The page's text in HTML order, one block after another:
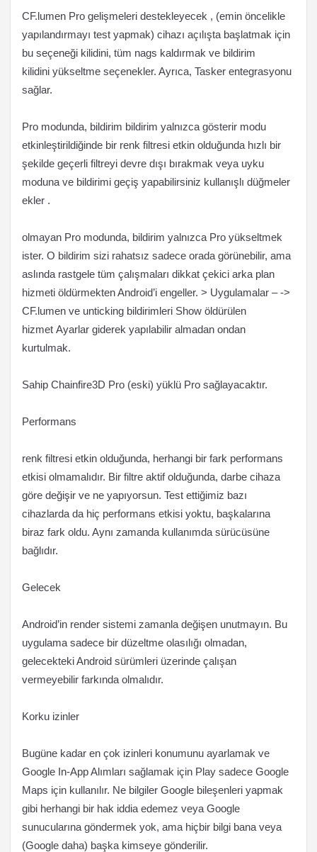
CF.lumen Pro gelişmeleri destekleyecek , (emin öncelikle
yapılandırmayı test yapmak) cihazı açılışta başlatmak için
bu seçeneği kilidini, tüm nags kaldırmak ve bildirim
kilidini yükseltme seçenekler. Ayrıca, Tasker entegrasyonu
sağlar.
Pro modunda, bildirim bildirim yalnızca gösterir modu
etkinleştirildiğinde bir renk filtresi etkin olduğunda hızlı bir
şekilde geçerli filtreyi devre dışı bırakmak veya uyku
moduna ve bildirimi geçiş yapabilirsiniz kullanışlı düğmeler
ekler .
olmayan Pro modunda, bildirim yalnızca Pro yükseltmek
ister. O bildirim sizi rahatsız sadece orada görünebilir, ama
aslında rastgele tüm çalışmaları dikkat çekici arka plan
hizmeti öldürmekten Android’i engeller. > Uygulamalar – ->
CF.lumen ve unticking bildirimleri Show öldürülen
hizmet Ayarlar giderek yapılabilir almadan ondan
kurtulmak.
Sahip Chainfire3D Pro (eski) yüklü Pro sağlayacaktır.
Performans
renk filtresi etkin olduğunda, herhangi bir fark performans
etkisi olmamalıdır. Bir filtre aktif olduğunda, darbe cihaza
göre değişir ve ne yapıyorsun. Test ettiğimiz bazı
cihazlarda da hiç performans etkisi yoktu, başkalarına
biraz fark oldu. Aynı zamanda kullanımda sürücüsüne
bağlıdır.
Gelecek
Android’in render sistemi zamanla değişen unutmayın. Bu
uygulama sadece bir düzeltme olasılığı olmadan,
gelecekteki Android sürümleri üzerinde çalışan
vermeyebilir farkında olmalıdır.
Korku izinler
Bugüne kadar en çok izinleri konumunu ayarlamak ve
Google In-App Alımları sağlamak için Play sadece Google
Maps için kullanılır. Ne bilgiler Google bileşenleri yapmak
gibi herhangi bir hak iddia edemez veya Google
sunucularına göndermek yok, ama hiçbir bilgi bana veya
(Google daha) başka kimseye gönderilir.